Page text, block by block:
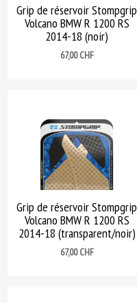
Grip de réservoir Stompgrip
Volcano BMW R 1200 RS
2014-18 (noir)
Prix
67,00 CHF
Grip de réservoir Stompgrip
Volcano BMW R 1200 RS
2014-18 (transparent/noir)
Prix
67,00 CHF